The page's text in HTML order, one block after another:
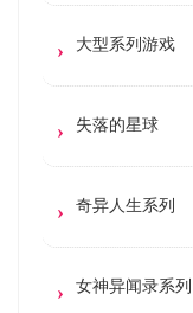
大型系列游戏
失落的星球
奇异人生系列
女神异闻录系列